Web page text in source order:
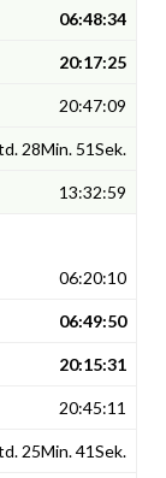
06:48:34
20:17:25
20:47:09
28Min. 51Sek.
13:32:59
06:20:10
06:49:50
20:15:31
20:45:11
25Min. 41Sek.